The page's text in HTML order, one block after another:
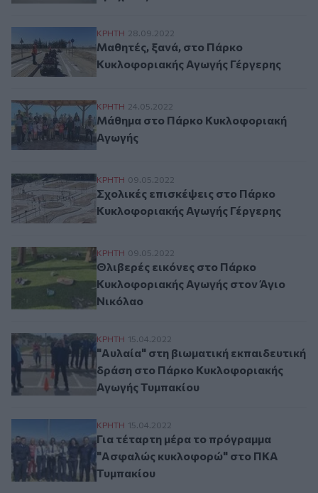
Μαθητές, ξανά, στο Πάρκο
ΚΡΗΤΗ 28.09.2022
Μαθητές, ξανά, στο Πάρκο
Κυκλοφοριακής Αγωγής Γέργερης
Μάθημα στο Πάρκο Κυκλοφοριακή
ΚΡΗΤΗ 24.05.2022
Μάθημα στο Πάρκο Κυκλοφοριακή
Αγωγής
Σχολικές επισκέψεις στο Πάρκο
ΚΡΗΤΗ 09.05.2022
Σχολικές επισκέψεις στο Πάρκο
Κυκλοφοριακής Αγωγής Γέργερης
Θλιβερές εικόνες στο Πάρκο
ΚΡΗΤΗ 09.05.2022
Θλιβερές εικόνες στο Πάρκο
Κυκλοφοριακής Αγωγής στον Άγιο
Νικόλαο
"Αυλαία" στη βιωματική εκπαιδευτική
ΚΡΗΤΗ 15.04.2022
"Αυλαία" στη βιωματική εκπαιδευτική
δράση στο Πάρκο Κυκλοφοριακής
Αγωγής Τυμπακίου
Για τέταρτη μέρα το πρόγραμμα
ΚΡΗΤΗ 15.04.2022
Για τέταρτη μέρα το πρόγραμμα
"Ασφαλώς κυκλοφορώ" στο ΠΚΑ
Τυμπακίου